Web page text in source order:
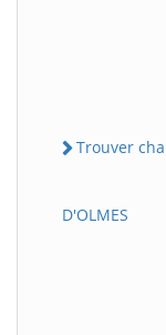
Trouver
D'OLMES